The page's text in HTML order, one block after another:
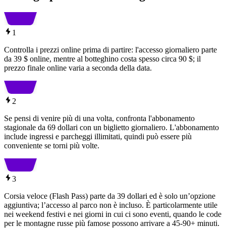
1
Controlla i prezzi online prima di partire: l'accesso giornaliero parte
da 39 $ online, mentre al botteghino costa spesso circa 90 $; il
prezzo finale online varia a seconda della data.
2
Se pensi di venire più di una volta, confronta l'abbonamento
stagionale da 69 dollari con un biglietto giornaliero. L'abbonamento
include ingressi e parcheggi illimitati, quindi può essere più
conveniente se torni più volte.
3
Corsia veloce (Flash Pass) parte da 39 dollari ed è solo un’opzione
aggiuntiva; l’accesso al parco non è incluso. È particolarmente utile
nei weekend festivi e nei giorni in cui ci sono eventi, quando le code
per le montagne russe più famose possono arrivare a 45-90+ minuti.